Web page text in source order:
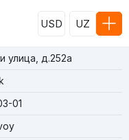
USD UZ
улица, д.252a
01